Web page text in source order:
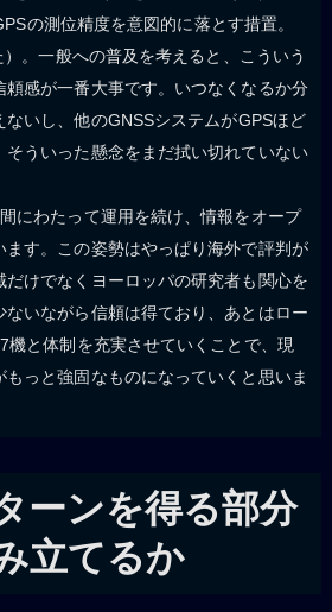
の測位精度を意図的に落とす措置。
。一般への普及を考えると、こういう
頼感が一番大事です。いつなくなるか分
いし、他のGNSSシステムがGPSほど
そういった懸念をまだ拭い切れていない
にわたって運用を続け、情報をオープ
ます。この姿勢はやっぱり海外で評判が
だけでなくヨーロッパの研究者も関心を
いながら信頼は得ており、あとはロー
機と体制を充実させていくことで、現
っと強固なものになっていくと思いま
ーンを得る部分
立てるか